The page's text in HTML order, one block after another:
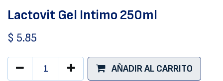
Lactovit Gel Intimo 250ml
$ 5.85
AÑADIR AL CARRITO